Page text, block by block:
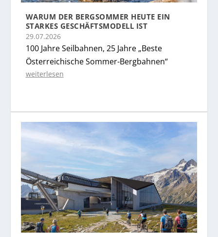
WARUM DER BERGSOMMER HEUTE EIN
STARKES GESCHÄFTSMODELL IST
29.07.2026
100 Jahre Seilbahnen, 25 Jahre „Beste
Österreichische Sommer-Bergbahnen“
weiterlesen